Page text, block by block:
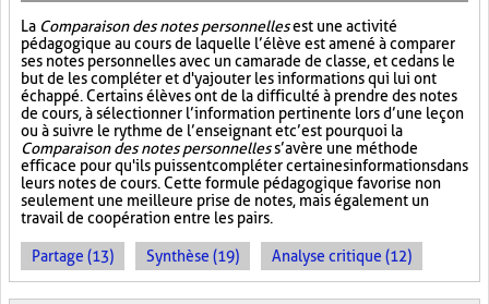
La Comparaison des notes personnellesest une activité
pédagogique au cours de laquelle l’élève est amené à comparer
ses notes personnelles avec un camarade de classe, et ce dans le
but de les compléter et d'y ajouter les informations qui lui ont
échappé. Certains élèves ont de la difficulté à prendre des notes
de cours, à sélectionner l’information pertinente lors d’une leçon
ou à suivre le rythme de l’enseignant et c’est pourquoi la
Comparaison des notes personnelless’avère une méthode
efficace pour qu'ils puissent compléter certaines informations dans
leurs notes de cours. Cette formule pédagogique favorise non
seulement une meilleure prise de notes, mais également un
travail de coopération entre les pairs.
Partage (13) Synthèse (19) Analyse critique (12)